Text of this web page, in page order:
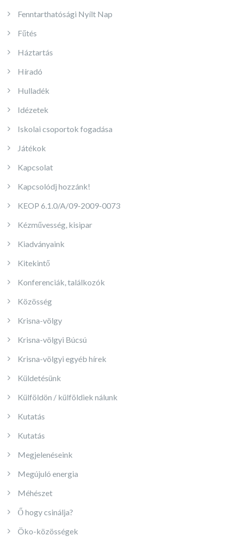
Fenntarthatósági Nyílt Nap
Fűtés
Háztartás
Híradó
Hulladék
Idézetek
Iskolai csoportok fogadása
Játékok
Kapcsolat
Kapcsolódj hozzánk!
KEOP 6.1.0/A/09-2009-0073
Kézművesség, kisipar
Kiadványaink
Kitekintő
Konferenciák, találkozók
Közösség
Krisna-völgy
Krisna-völgyi Búcsú
Krisna-völgyi egyéb hírek
Küldetésünk
Külföldön / külföldiek nálunk
Kutatás
Kutatás
Megjelenéseink
Megújuló energia
Méhészet
Ő hogy csinálja?
Öko-közösségek